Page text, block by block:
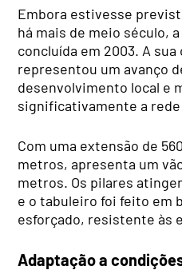
Embora estivesse
há mais de meio século,
concluída em 2003. A
representou um avanço
desenvolvimento local e
significativamente a
Com uma extensão de
metros, apresenta um
metros. Os pilares
e o tabuleiro foi feito em
esforçado, resistente às
Adaptação a